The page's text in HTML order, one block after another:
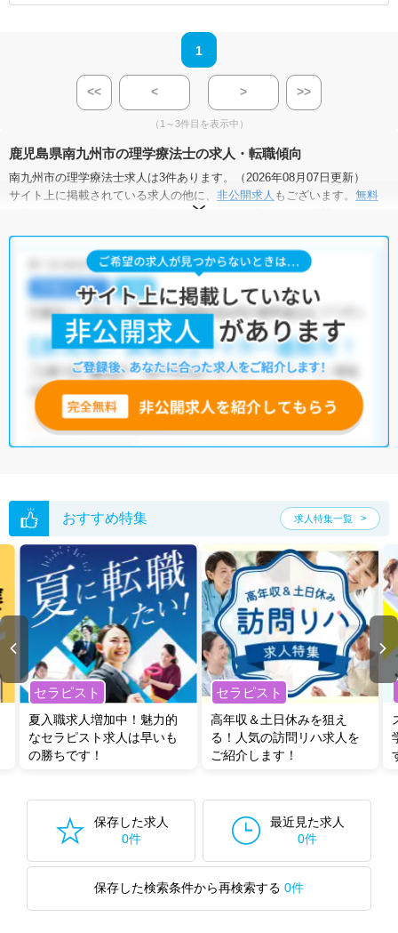
1
<< < > >>
（1～3件目を表示中）
鹿児島県南九州市の理学療法士の求人・転職傾向
南九州市の理学療法士求人は3件あります。（2026年08月07日更新）
サイト上に掲載されている求人の他に、 非公開求人 もございます。 無料
にお申し込みいただくと、全求人からご希望条件に合
南九州市の理学療法士求人では以下のような条件が人気です。
積極採用中・残業少なめ ・ 託児所・育児補助あり
員)・病院・クリニック・介護福祉施設・小児リハビリ
他の条件でも人気の求人がございますので、「こだわり条件」から検索
いただくか、お気軽にお問い合わせください。
全国の理学療法士求人から検索いただくことも可能です。
無料転職支援サービス
にお申し込みいただくと、ご希望条件をヒアリン
グした上で求人をご提案いたします。
ご希望条件がまだ定まっていない方は人気の希望条件をピックアップし
い。
おすすめ特集 求人特集一覧
セラピスト
夏入職求人増加中！魅力的
なセラピスト求人は早いも
の勝ちです！
セラピスト
高年収＆土日休みを狙え
る！人気の訪問リハ求人を
ご紹介します！
保存した求人
0件
最近見た求人
0件
保存した検索条件から再検索する 0件